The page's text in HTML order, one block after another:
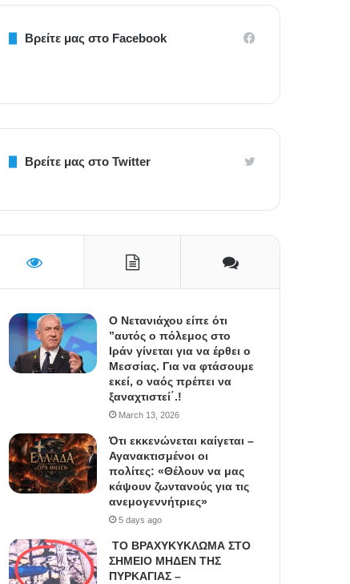
Βρείτε μας στο Facebook
Βρείτε μας στο Twitter
Ο Νετανιάχου είπε ότι
”αυτός ο πόλεμος στο
Ιράν γίνεται για να έρθει ο
Μεσσίας. Για να φτάσουμε
εκεί, ο ναός πρέπει να
ξαναχτιστεί΄.!
March 13, 2026
Ότι εκκενώνεται καίγεται –
Αγανακτισμένοι οι
πολίτες: «Θέλουν να μας
κάψουν ζωντανούς για τις
ανεμογεννήτριες»
5 days ago
ΤΟ ΒΡΑΧΥΚΥΚΛΩΜΑ ΣΤΟ
ΣΗΜΕΙΟ ΜΗΔΕΝ ΤΗΣ
ΠΥΡΚΑΓΙΑΣ –